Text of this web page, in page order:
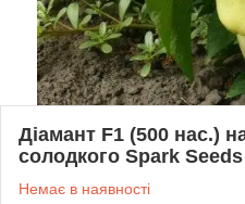
Діамант F1 (500 нас.)
солодкого Spark Seeds
Немає в наявності